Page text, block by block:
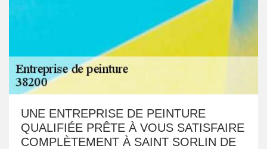
UNE ENTREPRISE DE PEINTURE
QUALIFIÉE PRÊTE À VOUS SATISFAIRE
COMPLÈTEMENT À SAINT SORLIN DE